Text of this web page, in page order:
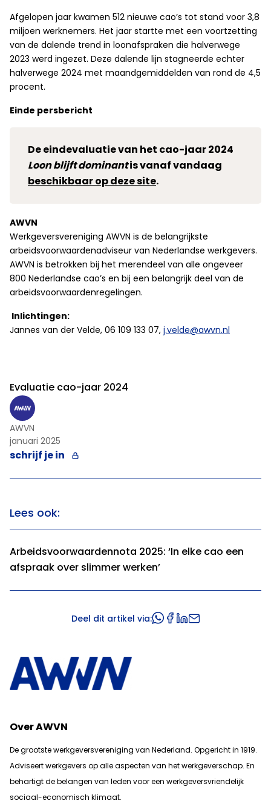
Afgelopen jaar kwamen 512 nieuwe cao’s tot stand voor 3,8
miljoen werknemers. Het jaar startte met een voortzetting
van de dalende trend in loonafspraken die halverwege
2023 werd ingezet. Deze dalende lijn stagneerde echter
halverwege 2024 met maandgemiddelden van rond de 4,5
procent.
Einde persbericht
De eindevaluatie van het cao-jaar 2024
Loon blijft dominantis vanaf vandaag
beschikbaar op deze site.
AWVN
Werkgeversvereniging AWVN is de belangrijkste
arbeidsvoorwaardenadviseur van Nederlandse werkgevers.
AWVN is betrokken bij het merendeel van alle ongeveer
800 Nederlandse cao’s en bij een belangrijk deel van de
arbeidsvoorwaardenregelingen.
Inlichtingen:
Jannes van der Velde, 06 109 133 07, j.velde@awvn.nl
Evaluatie cao-jaar 2024
AWVN
januari 2025
schrijf je in
Lees ook:
Arbeidsvoorwaardennota 2025: ‘In elke cao een
afspraak over slimmer werken’
Deel dit artikel via:
Over AWVN
De grootste werkgeversvereniging van Nederland. Opgericht in 1919.
Adviseert werkgevers op alle aspecten van het werkgeverschap. En
behartigt de belangen van leden voor een werkgeversvriendelijk
sociaal-economisch klimaat.